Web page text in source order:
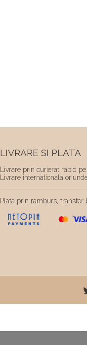
LIVRARE SI PLATA
Livrare prin curierat rapid
Livrare internationala
Plata prin ramburs, transfer